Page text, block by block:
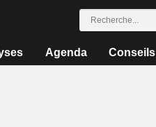
Agenda Conseils